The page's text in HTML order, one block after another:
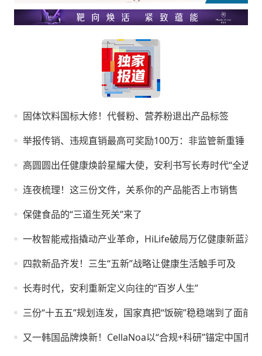
固体饮料国标大修！代餐粉、营养粉退出产品标签
举报传销、违规直销最高可奖励100万：非监管新重锤
高圆圆出任健康焕龄星耀大使，安利书写长寿时代“全选题
连夜梳理！这三份文件，关系你的产品能否上市销售
保健食品的“三道生死关”来了
一枚智能戒指撬动产业革命，HiLife破局万亿健康新蓝海
四款新品齐发！三生“五新”战略让健康生活触手可及
长寿时代，安利重新定义向往的“百岁人生”
三份“十五五”规划连发，国家真把“饭碗”稳稳端到了面前
又一韩国品牌焕新！CellaNoa以“合规+科研”锚定中国市